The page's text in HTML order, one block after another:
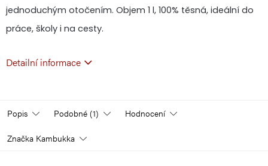
jednoduchým otočením. Objem 1 l, 100% těsná, ideální do
práce, školy i na cesty.
Detailní informace
Popis Podobné (1) Hodnocení
Značka Kambukka